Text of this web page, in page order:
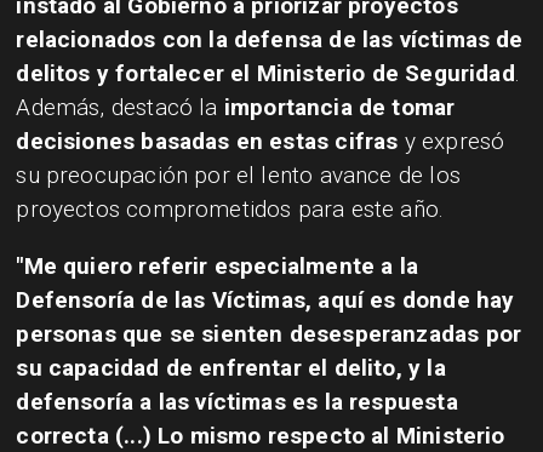
instado al Gobierno a priorizar proyectos
relacionados con la defensa de las víctimas de
delitos y fortalecer el Ministerio de Seguridad.
Además, destacó la importancia de tomar
decisiones basadas en estas cifras y expresó
su preocupación por el lento avance de los
proyectos comprometidos para este año.
"Me quiero referir especialmente a la
Defensoría de las Víctimas, aquí es donde hay
personas que se sienten desesperanzadas por
su capacidad de enfrentar el delito, y la
defensoría a las víctimas es la respuesta
correcta (...) Lo mismo respecto al Ministerio